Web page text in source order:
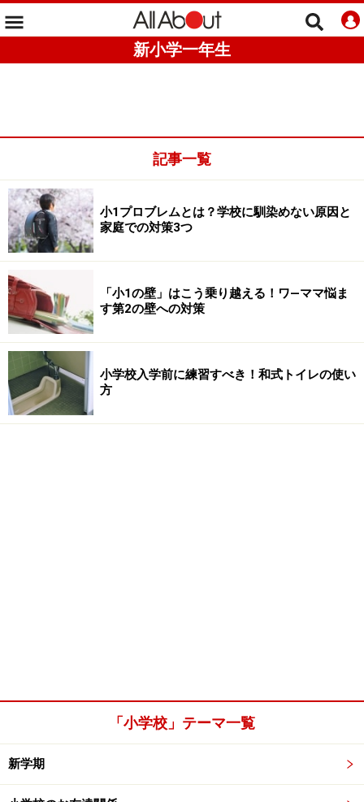
新小学一年生
記事一覧
小1プロブレムとは？学校に馴染めない原因と
家庭での対策3つ
「小1の壁」はこう乗り越える！ワ―ママ悩ま
す第2の壁への対策
小学校入学前に練習すべき！和式トイレの使い
方
「小学校」テーマ一覧
新学期